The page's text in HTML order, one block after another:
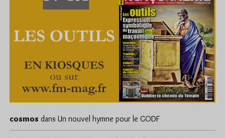
cosmos dans Un nouvel hymne pour le GODF